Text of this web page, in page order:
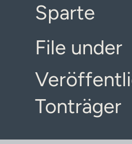
Sparte
File under
Tonträger